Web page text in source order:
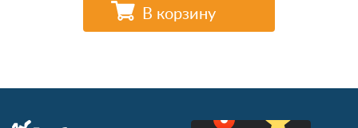
В корзину